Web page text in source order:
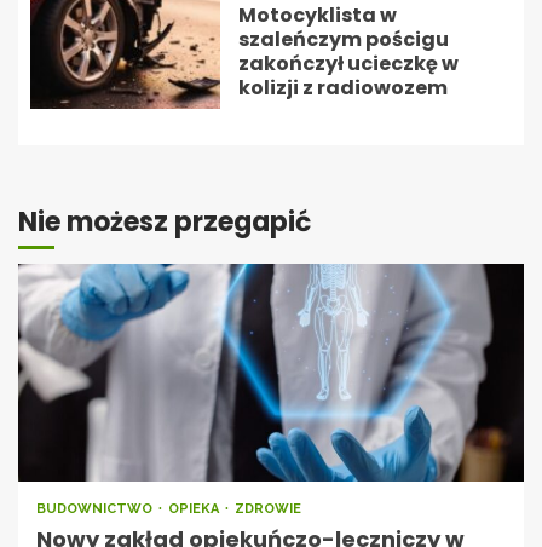
Motocyklista w
szaleńczym pościgu
zakończył ucieczkę w
kolizji z radiowozem
Nie możesz przegapić
BUDOWNICTWO OPIEKA ZDROWIE
Nowy zakład opiekuńczo-leczniczy w